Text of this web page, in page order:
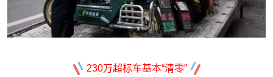
230万超标车基本“清零”